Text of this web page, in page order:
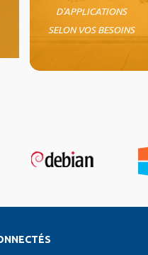
D'APPLICATIONS
SELON VOS BESOINS